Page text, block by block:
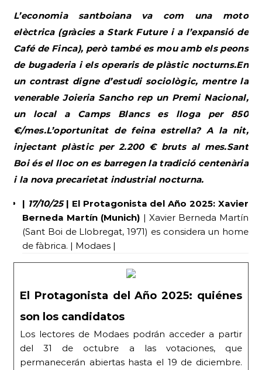
L’economia santboiana va com una moto
elèctrica (gràcies a Stark Future i a l’expansió de
Café de Finca), però també es mou amb els peons
de bugaderia i els operaris de plàstic nocturns.En
un contrast digne d’estudi sociològic, mentre la
venerable Joieria Sancho rep un Premi Nacional,
un local a Camps Blancs es lloga per 850
€/mes.L’oportunitat de feina estrella? A la nit,
injectant plàstic per 2.200 € bruts al mes.Sant
Boi és el lloc on es barregen la tradició centenària
i la nova precarietat industrial nocturna.
| 17/10/25| El Protagonista del Año 2025: Xavier
Berneda Martín (Munich) | Xavier Berneda Martín
(Sant Boi de Llobregat, 1971) es considera un home
de fàbrica. | Modaes |
El Protagonista del Año 2025: quiénes
son los candidatos
Los lectores de Modaes podrán acceder a partir
del 31 de octubre a las votaciones, que
permanecerán abiertas hasta el 19 de diciembre.